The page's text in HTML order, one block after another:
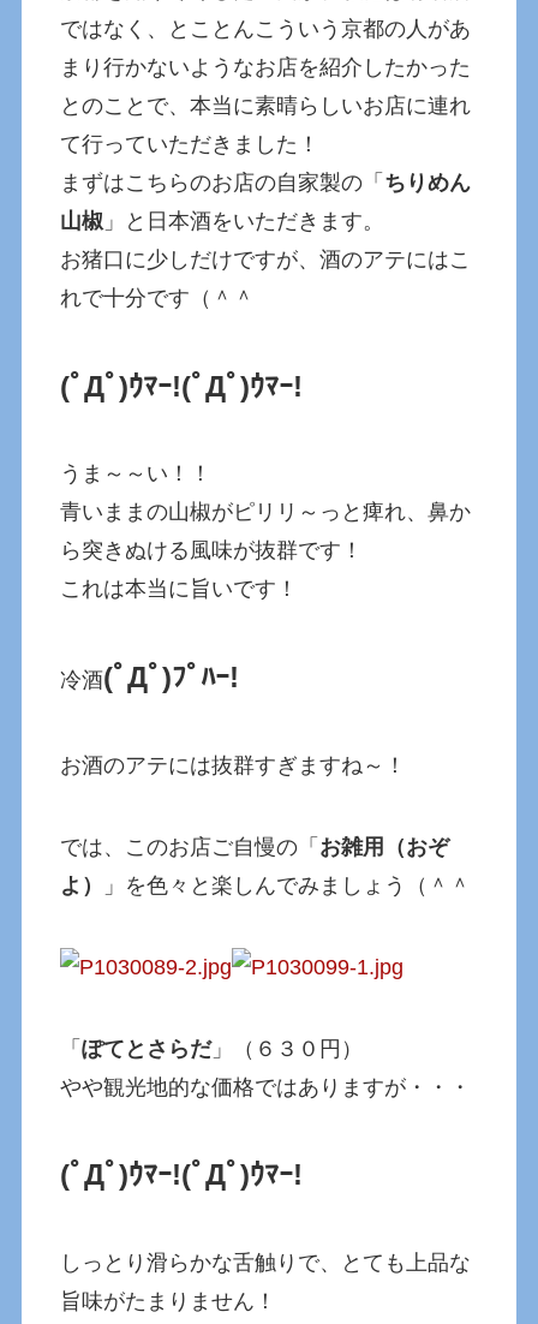
ではなく、とことんこういう京都の人があ
まり行かないようなお店を紹介したかった
とのことで、本当に素晴らしいお店に連れ
て行っていただきました！
まずはこちらのお店の自家製の「 ちりめん
山椒 」と日本酒をいただきます。
お猪口に少しだけですが、酒のアテにはこ
れで十分です（＾＾
(ﾟДﾟ)ｳﾏｰ!(ﾟДﾟ)ｳﾏｰ!
うま～～い！！
青いままの山椒がピリリ～っと痺れ、鼻か
ら突きぬける風味が抜群です！
これは本当に旨いです！
冷酒(ﾟДﾟ)ﾌﾟﾊｰ!
お酒のアテには抜群すぎますね～！
では、このお店ご自慢の「 お雑用（おぞ
よ）
」を色々と楽しんでみましょう（＾＾
「ぽてとさらだ」（６３０円）
やや観光地的な価格ではありますが・・・
(ﾟДﾟ)ｳﾏｰ!(ﾟДﾟ)ｳﾏｰ!
しっとり滑らかな舌触りで、とても上品な
旨味がたまりません！